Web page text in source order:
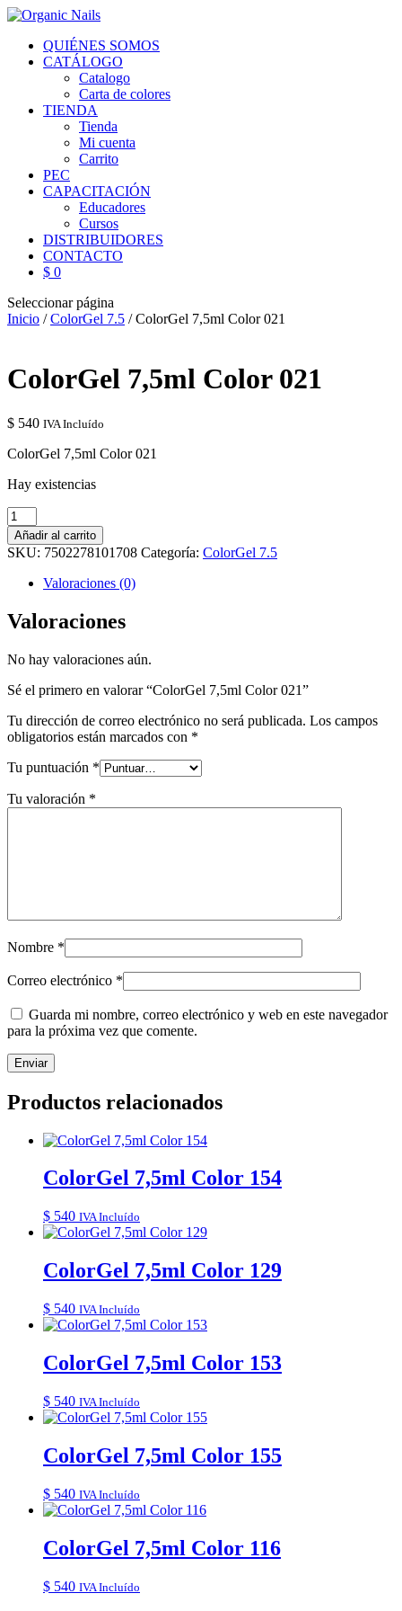
QUIÉNES SOMOS
CATÁLOGO
Catalogo
Carta de colores
TIENDA
Tienda
Mi cuenta
Carrito
PEC
CAPACITACIÓN
Educadores
Cursos
DISTRIBUIDORES
CONTACTO
$ 0
Seleccionar página
Inicio /ColorGel 7.5 / ColorGel 7,5ml Color 021
ColorGel 7,5ml Color 021
$ 540 IVA Incluído
ColorGel 7,5ml Color 021
Hay existencias
ColorGel
7,5ml
Color
021
cantidad
Añadir al carrito
SKU: 7502278101708 Categoría: ColorGel 7.5
Valoraciones (0)
Valoraciones
No hay valoraciones aún.
Sé el primero en valorar “ColorGel 7,5ml Color 021”
Tu dirección de correo electrónico no será publicada. Los campos
obligatorios están marcados con *
Tu puntuación *
Tu valoración *
Nombre *
Correo electrónico *
Guarda mi nombre, correo electrónico y web en este navegador
para la próxima vez que comente.
Productos relacionados
ColorGel 7,5ml Color 154
$ 540 IVA Incluído
ColorGel 7,5ml Color 129
$ 540 IVA Incluído
ColorGel 7,5ml Color 153
$ 540 IVA Incluído
ColorGel 7,5ml Color 155
$ 540 IVA Incluído
ColorGel 7,5ml Color 116
$ 540 IVA Incluído